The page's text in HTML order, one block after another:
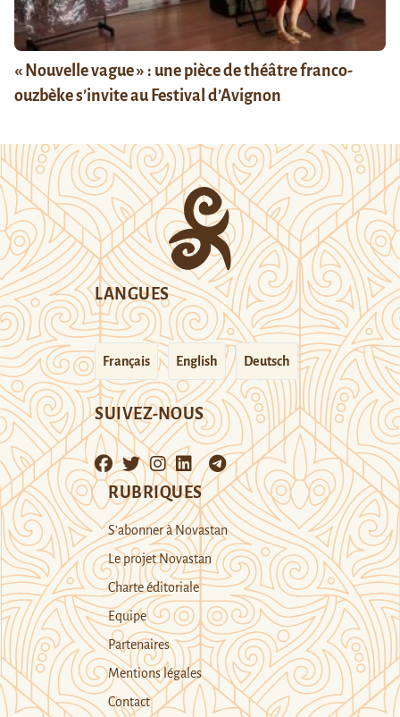
« Nouvelle vague » : une pièce de théâtre franco-
ouzbèke s’invite au Festival d’Avignon
LANGUES
Français English Deutsch
SUIVEZ-NOUS
RUBRIQUES
S’abonner à Novastan
Le projet Novastan
Charte éditoriale
Equipe
Partenaires
Mentions légales
Contact